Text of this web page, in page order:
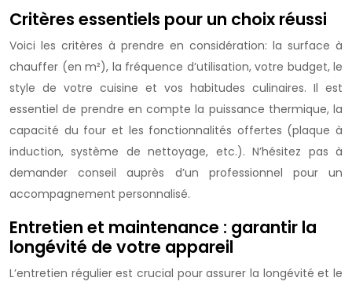
Critères essentiels pour un choix réussi
Voici les critères à prendre en considération: la surface à
chauffer (en m²), la fréquence d’utilisation, votre budget, le
style de votre cuisine et vos habitudes culinaires. Il est
essentiel de prendre en compte la puissance thermique, la
capacité du four et les fonctionnalités offertes (plaque à
induction, système de nettoyage, etc.). N’hésitez pas à
demander conseil auprès d’un professionnel pour un
accompagnement personnalisé.
Entretien et maintenance : garantir la
longévité de votre appareil
L’entretien régulier est crucial pour assurer la longévité et le